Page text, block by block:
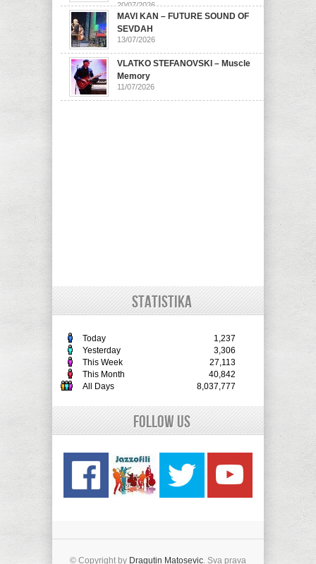
20/07/2026
MAVI KAN – FUTURE SOUND OF
SEVDAH
13/07/2026
VLATKO STEFANOVSKI – Muscle
Memory
11/07/2026
STATISTIKA
Today
1,237
Yesterday
3,306
This Week
27,113
This Month
40,842
All Days
8,037,777
Follow Us
© Copyright by Dragutin Matosevic. Sva prava